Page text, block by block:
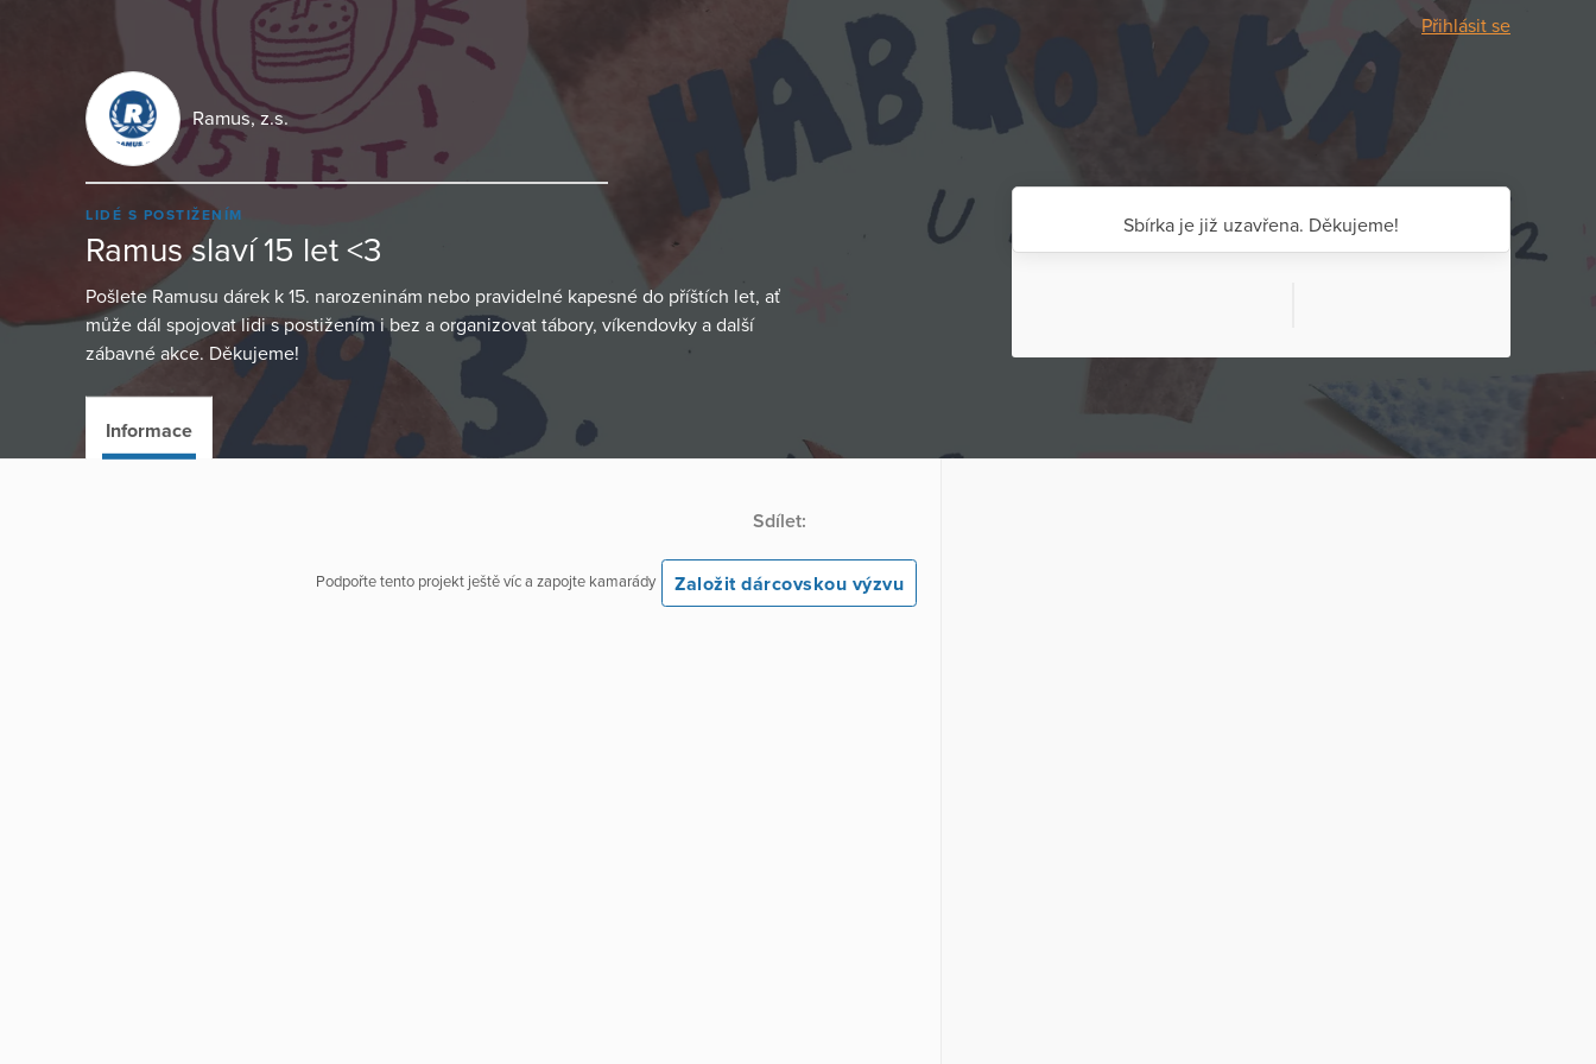
Přihlásit se
Ramus, z.s.
LIDÉ S POSTIŽENÍM
Ramus slaví 15 let <3
Pošlete Ramusu dárek k 15. narozeninám nebo pravidelné kapesné do příštích let, ať
může dál spojovat lidi s postižením i bez a organizovat tábory, víkendovky a další
zábavné akce. Děkujeme!
Sbírka je již uzavřena. Děkujeme!
Informace
Sdílet:
Podpořte tento projekt ještě víc a zapojte kamarády Založit dárcovskou výzvu